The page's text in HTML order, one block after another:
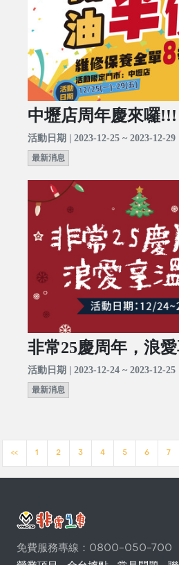
中壢店周年慶來囉!!!
活動日期 | 2023-12-25 ~ 2023-12-29
最新消息
非常25慶周年，浪
活動日期 | 2023-12-24 ~ 2023-12-25
最新消息
<< 1 2 3 4 5 6 7
免費服務專線：0800-050-700